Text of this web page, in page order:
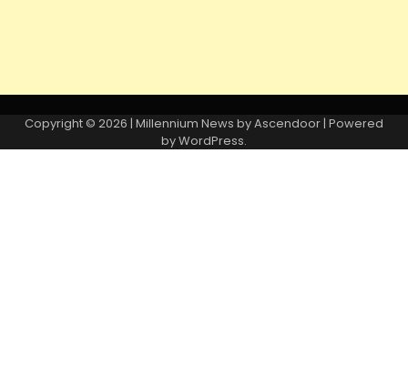
Copyright © 2026 | Millennium News byAscendoor | Powered
byWordPress.